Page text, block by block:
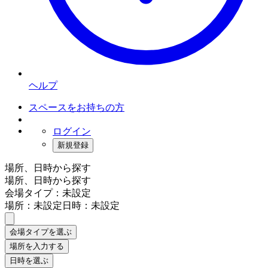
ヘルプ
スペースをお持ちの方
ログイン
新規登録
場所、日時から探す
場所、日時から探す
会場タイプ：未設定
場所：未設定日時：未設定
会場タイプを選ぶ
場所を入力する
日時を選ぶ